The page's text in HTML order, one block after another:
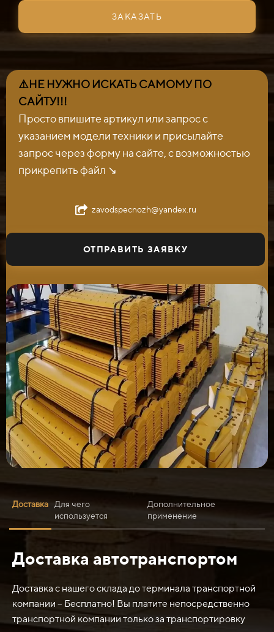
ЗАКАЗАТЬ
⚠️НЕ НУЖНО ИСКАТЬ САМОМУ ПО
САЙТУ!!!
Просто впишите артикул или запрос с
указанием модели техники и присылайте
запрос через форму на сайте, с возможностью
прикрепить файл ↘️
zavodspecnozh@yandex.ru
ОТПРАВИТЬ ЗАЯВКУ
Доставка
Для чего
используется
Дополнительное
применение
Доставка автотранспортом
Доставка с нашего склада до терминала транспортной
компании – Бесплатно! Вы платите непосредственно
транспортной компании только за транспортировку
Нож средний Т20/35/500/330 46-93-22 (6 отверстий)
Четра (Промтрактор) обычно используется в сельском
хозяйстве и строительстве для выполнения различных
операций, таких как:
- Заготовка сена или соломы